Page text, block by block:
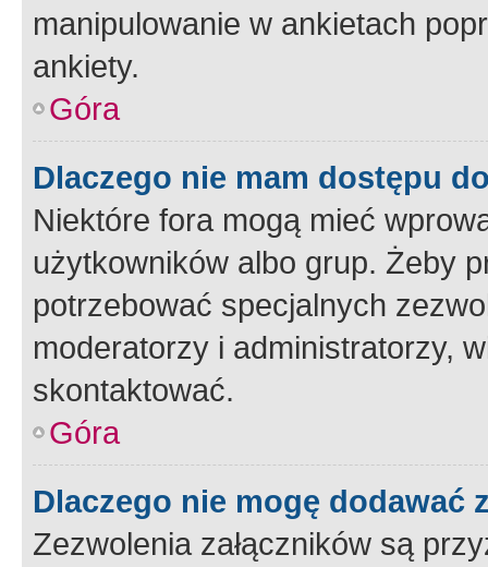
manipulowanie w ankietach
ankiety.
Góra
Dlaczego nie mam dostępu
Niektóre fora mogą mieć
użytkowników albo grup. Żeby
potrzebować specjalnych
moderatorzy i administratorzy,
skontaktować.
Góra
Dlaczego nie mogę dodawać
Zezwolenia załączników są